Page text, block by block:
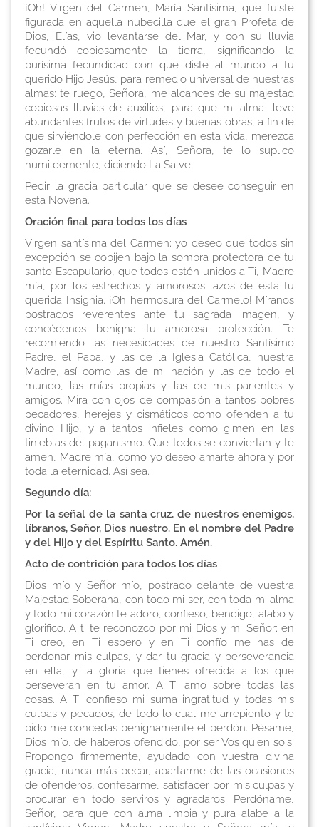
¡Oh! Virgen del Carmen, María Santísima, que fuiste
figurada en aquella nubecilla que el gran Profeta de
Dios, Elías, vio levantarse del Mar, y con su lluvia
fecundó copiosamente la tierra, significando la
purísima fecundidad con que diste al mundo a tu
querido Hijo Jesús, para remedio universal de nuestras
almas: te ruego, Señora, me alcances de su majestad
copiosas lluvias de auxilios, para que mi alma lleve
abundantes frutos de virtudes y buenas obras, a fin de
que sirviéndole con perfección en esta vida, merezca
gozarle en la eterna. Así, Señora, te lo suplico
humildemente, diciendo La Salve.
Pedir la gracia particular que se desee conseguir en
esta Novena.
Oración final para todos los días
Virgen santísima del Carmen; yo deseo que todos sin
excepción se cobijen bajo la sombra protectora de tu
santo Escapulario, que todos estén unidos a Ti, Madre
mía, por los estrechos y amorosos lazos de esta tu
querida Insignia. ¡Oh hermosura del Carmelo! Míranos
postrados reverentes ante tu sagrada imagen, y
concédenos benigna tu amorosa protección. Te
recomiendo las necesidades de nuestro Santísimo
Padre, el Papa, y las de la Iglesia Católica, nuestra
Madre, así como las de mi nación y las de todo el
mundo, las mías propias y las de mis parientes y
amigos. Mira con ojos de compasión a tantos pobres
pecadores, herejes y cismáticos como ofenden a tu
divino Hijo, y a tantos infieles como gimen en las
tinieblas del paganismo. Que todos se conviertan y te
amen, Madre mía, como yo deseo amarte ahora y por
toda la eternidad. Así sea.
Segundo día:
Por la señal de la santa cruz, de nuestros enemigos,
líbranos, Señor, Dios nuestro. En el nombre del Padre
y del Hijo y del Espíritu Santo. Amén.
Acto de contrición para todos los días
Dios mío y Señor mío, postrado delante de vuestra
Majestad Soberana, con todo mi ser, con toda mi alma
y todo mi corazón te adoro, confieso, bendigo, alabo y
glorifico. A ti te reconozco por mi Dios y mi Señor; en
Ti creo, en Ti espero y en Ti confío me has de
perdonar mis culpas, y dar tu gracia y perseverancia
en ella, y la gloria que tienes ofrecida a los que
perseveran en tu amor. A Ti amo sobre todas las
cosas. A Ti confieso mi suma ingratitud y todas mis
culpas y pecados, de todo lo cual me arrepiento y te
pido me concedas benignamente el perdón. Pésame,
Dios mío, de haberos ofendido, por ser Vos quien sois.
Propongo firmemente, ayudado con vuestra divina
gracia, nunca más pecar, apartarme de las ocasiones
de ofenderos, confesarme, satisfacer por mis culpas y
procurar en todo serviros y agradaros. Perdóname,
Señor, para que con alma limpia y pura alabe a la